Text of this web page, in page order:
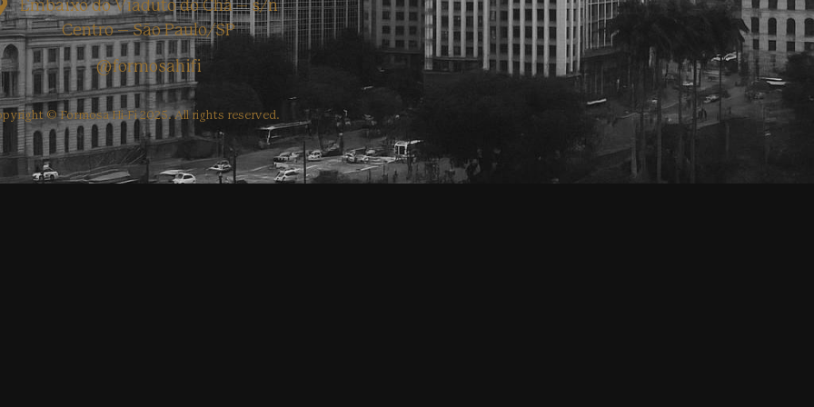
Embaixo do Viaduto do Chá – s/n
Centro – São Paulo/SP
@formosahifi
© Formosa Hi-Fi 2025. All rights reserved.